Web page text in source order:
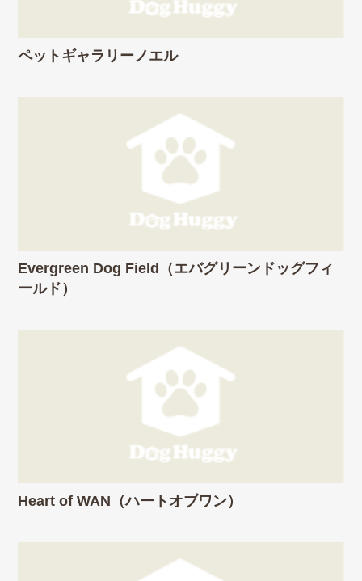
ペットギャラリーノエル
Evergreen Dog Field（エバグリーンドッグフィ
ールド）
Heart of WAN（ハートオブワン）